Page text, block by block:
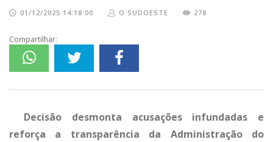
01/12/2025 14:18:00 O SUDOESTE 278
Compartilhar:
Decisão desmonta acusações infundadas e
reforça a transparência da Administração do